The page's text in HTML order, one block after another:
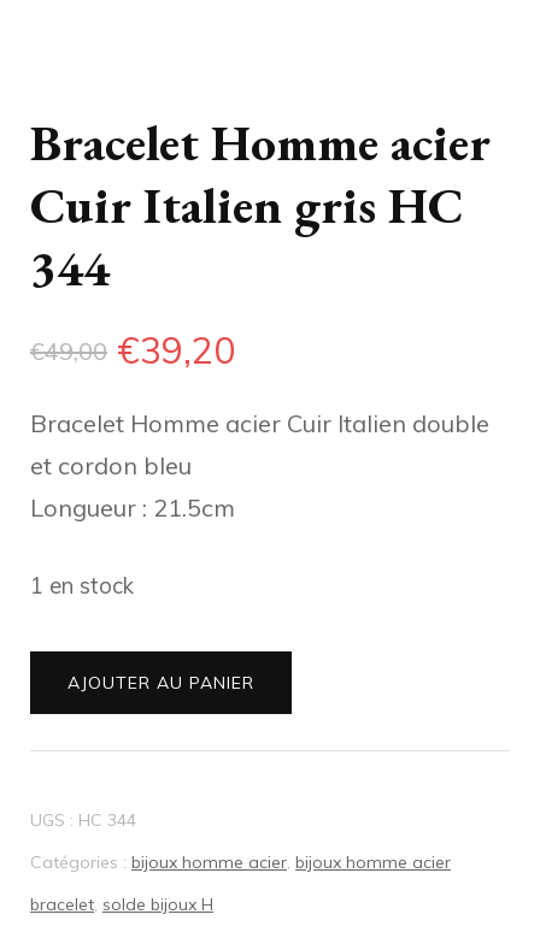
Bracelet Homme acier
Cuir Italien gris HC
344
€49,00 Le
prix
initial
était :
€49,00.
€39,20
prix
Bracelet Homme acier Cuir Italien double
et cordon bleu
Longueur : 21.5cm
1 en stock
quantité
Bracelet
acier
Cuir
Italien
AJOUTER AU PANIER
UGS : HC 344
Catégories : bijoux homme acier, bijoux homme acier
bracelet, solde bijoux H